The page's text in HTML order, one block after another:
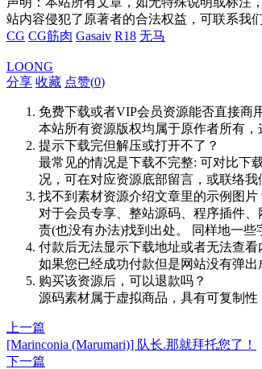
站内容侵犯了原著者的合法权益，可联系我
CG CG筋肉 Gasaiv R18 无马
LOONG
分享 收藏 点赞(0)
免费下载或者VIP会员资源能否直接商
本站所有资源版权均属于原作者所有
提示下载完但解压或打开不了？
最常见的情况是下载不完整: 可对比下
况，可在对应资源底部留言，或联络我
找不到素材资源介绍文章里的示例图片
对于会员专享、整站源码、程序插件
责(也没有办法)找到出处。 同样地一
付款后无法显示下载地址或者无法查看
如果您已经成功付款但是网站没有弹
购买该资源后，可以退款吗？
源码素材属于虚拟商品，具有可复制
上一篇
[Marinconia (Marumari)] 队长.那就拜托您了！
下一篇